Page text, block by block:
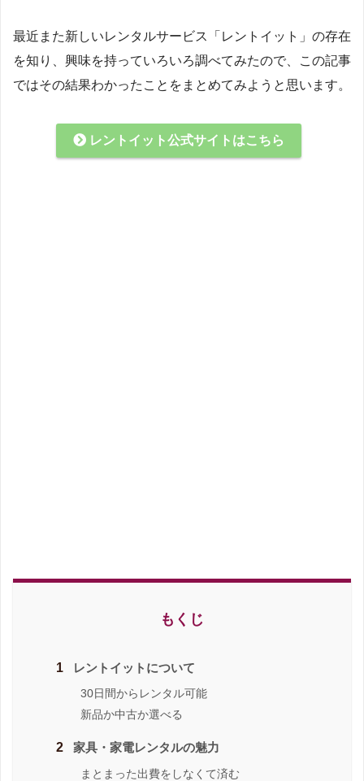
最近また新しいレンタルサービス「レントイット」の存在
を知り、興味を持っていろいろ調べてみたので、この記事
ではその結果わかったことをまとめてみようと思います。
レントイット公式サイトはこちら
もくじ
1 レントイットについて
30日間からレンタル可能
新品か中古か選べる
2 家具・家電レンタルの魅力
まとまった出費をしなくて済む